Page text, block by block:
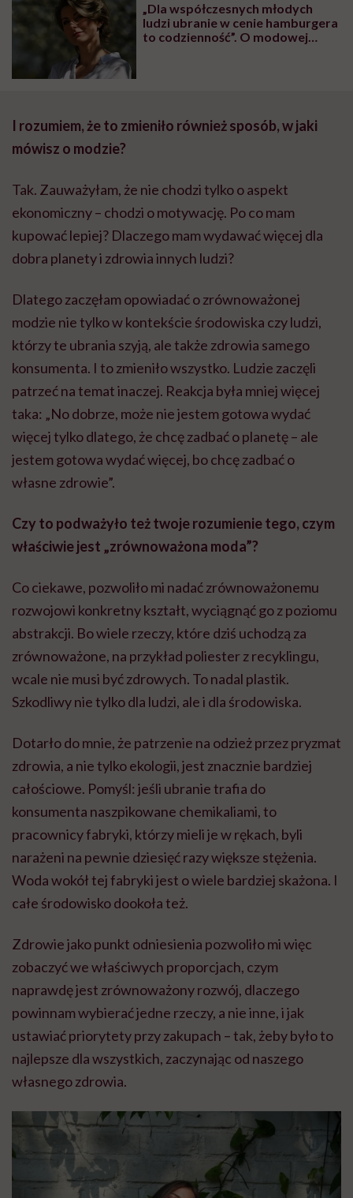
„Dla współczesnych młodych
ludzi ubranie w cenie hamburgera
to codzienność”. O modowej
I rozumiem, że to zmieniło również sposób, w jaki
mówisz o modzie?
Tak. Zauważyłam, że nie chodzi tylko o aspekt
ekonomiczny – chodzi o motywację. Po co mam
kupować lepiej? Dlaczego mam wydawać więcej dla
dobra planety i zdrowia innych ludzi?
Dlatego zaczęłam opowiadać o zrównoważonej
modzie nie tylko w kontekście środowiska czy ludzi,
którzy te ubrania szyją, ale także zdrowia samego
konsumenta. I to zmieniło wszystko. Ludzie zaczęli
patrzeć na temat inaczej. Reakcja była mniej więcej
taka: „No dobrze, może nie jestem gotowa wydać
więcej tylko dlatego, że chcę zadbać o planetę – ale
jestem gotowa wydać więcej, bo chcę zadbać o
własne zdrowie”.
Czy to podważyło też twoje rozumienie tego, czym
właściwie jest „zrównoważona moda”?
Co ciekawe, pozwoliło mi nadać zrównoważonemu
rozwojowi konkretny kształt, wyciągnąć go z poziomu
abstrakcji. Bo wiele rzeczy, które dziś uchodzą za
zrównoważone, na przykład poliester z recyklingu,
wcale nie musi być zdrowych. To nadal plastik.
Szkodliwy nie tylko dla ludzi, ale i dla środowiska.
Dotarło do mnie, że patrzenie na odzież przez pryzmat
zdrowia, a nie tylko ekologii, jest znacznie bardziej
całościowe. Pomyśl: jeśli ubranie trafia do
konsumenta naszpikowane chemikaliami, to
pracownicy fabryki, którzy mieli je w rękach, byli
narażeni na pewnie dziesięć razy większe stężenia.
Woda wokół tej fabryki jest o wiele bardziej skażona. I
całe środowisko dookoła też.
Zdrowie jako punkt odniesienia pozwoliło mi więc
zobaczyć we właściwych proporcjach, czym
naprawdę jest zrównoważony rozwój, dlaczego
powinnam wybierać jedne rzeczy, a nie inne, i jak
ustawiać priorytety przy zakupach – tak, żeby było to
najlepsze dla wszystkich, zaczynając od naszego
własnego zdrowia.